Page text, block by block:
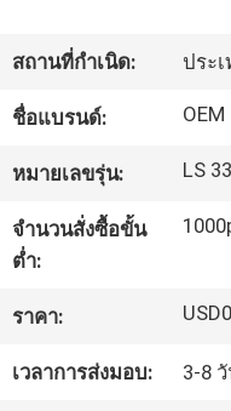
เกี่ยว
กับ
เรา
ทัวร์
โรงงาน
สถานที่กำเนิด: ประ
ชื่อแบรนด์: OEM
หมายเลขรุ่น: LS 33
จำนวนสั่งซื้อขั้น
ต่ำ:
ราคา:
เวลาการส่งมอบ: 3-8